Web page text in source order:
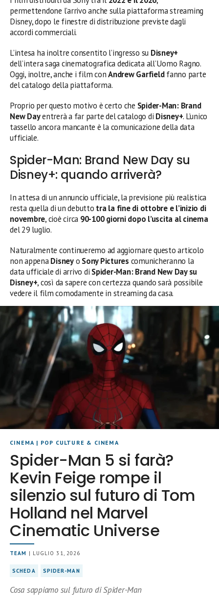
permettendone l’arrivo anche sulla piattaforma streaming
Disney, dopo le finestre di distribuzione previste dagli
accordi commerciali.
L’intesa ha inoltre consentito l’ingresso su Disney+
dell’intera saga cinematografica dedicata all’Uomo Ragno.
Oggi, inoltre, anche i film conAndrew Garfieldfanno parte
del catalogo della piattaforma.
Proprio per questo motivo è certo che Spider-Man: Brand
New Dayentrerà a far parte del catalogo di Disney+. L’unico
tassello ancora mancante è la comunicazione della data
ufficiale.
Spider-Man: Brand New Day su
Disney+: quando arriverà?
In attesa di un annuncio ufficiale, la previsione più realistica
resta quella di un debutto tra la fine di ottobre e l’inizio di
novembre, cioè circa 90-100 giorni dopo l’uscita al cinema
del 29 luglio.
Naturalmente continueremo ad aggiornare questo articolo
non appenaDisneyo Sony Pictures comunicheranno la
data ufficiale di arrivo di Spider-Man: Brand New Day su
Disney+, così da sapere con certezza quando sarà possibile
vedere il film comodamente in streaming da casa.
CINEMA | POP CULTURE & CINEMA
Spider-Man 5 si farà?
Kevin Feige rompe il
silenzio sul futuro di Tom
Holland nel Marvel
Cinematic Universe
TEAM | LUGLIO 31, 2026
SCHEDA SPIDER-MAN
Cosa sappiamo sul futuro di Spider-Man